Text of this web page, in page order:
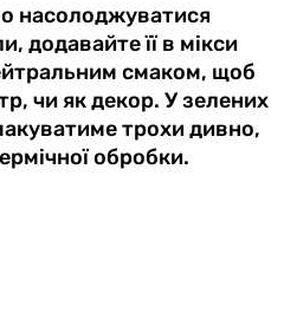
насолоджуватися
додавайте її в мікси
смаком, щоб
чи як декор. У зелених
трохи дивно,
обробки.